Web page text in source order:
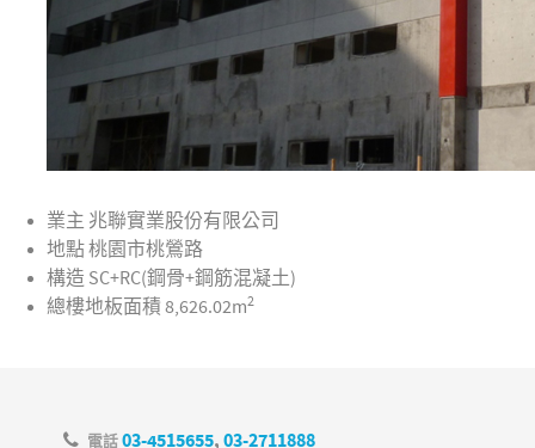
業主 兆聯實業股份有限公司
地點桃園市桃鶯路
構造 SC+RC(鋼骨+鋼筋混凝土)
總樓地板面積 8,626.02m2
電話 03-4515655, 03-2711888